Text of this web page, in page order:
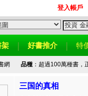
登入帳戶
架 好書推介 特
網 品種：超過100萬種書，
三国的真相